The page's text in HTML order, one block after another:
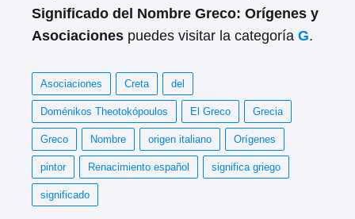
Significado del Nombre Greco: Orígenes y
Asociaciones puedes visitar la categoría G.
Asociaciones Creta del
Doménikos Theotokópoulos El Greco Grecia
Greco Nombre origen italiano Orígenes
pintor Renacimiento español significa griego
significado